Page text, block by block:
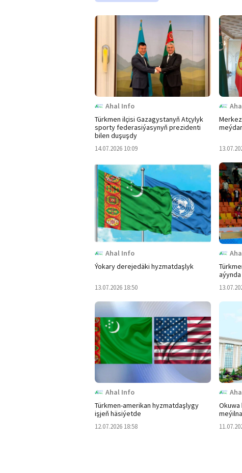
Ahal Info
Türkmen ilçisi Gazagystanyň Atçylyk
sporty federasiýasynyň prezidenti
bilen duşuşdy
14.07.2026 10:09
Ahal Info
Ýokary derejedäki hyzmatdaşlyk
13.07.2026 18:50
Ahal Info
Türkmen-amerikan hyzmatdaşlygy
işjeň häsiýetde
12.07.2026 18:58